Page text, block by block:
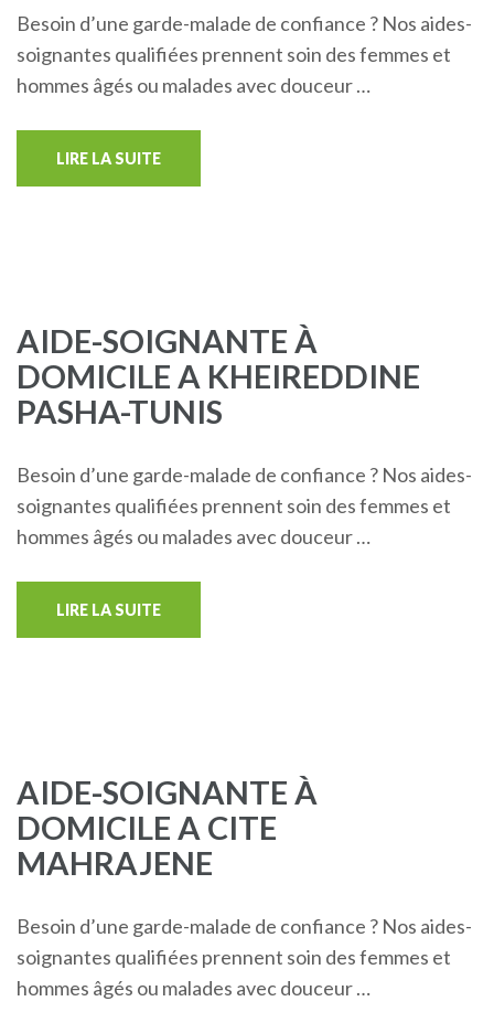
Besoin d’une garde-malade de confiance ? Nos aides-
soignantes qualifiées prennent soin des femmes et
hommes âgés ou malades avec douceur …
LIRE LA SUITE
AIDE-SOIGNANTE À
DOMICILE A KHEIREDDINE
PASHA-TUNIS
Besoin d’une garde-malade de confiance ? Nos aides-
soignantes qualifiées prennent soin des femmes et
hommes âgés ou malades avec douceur …
LIRE LA SUITE
AIDE-SOIGNANTE À
DOMICILE A CITE
MAHRAJENE
Besoin d’une garde-malade de confiance ? Nos aides-
soignantes qualifiées prennent soin des femmes et
hommes âgés ou malades avec douceur …